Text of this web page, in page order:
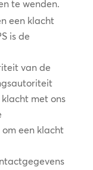
te wenden.
een klacht
is de
van de
met ons
een klacht